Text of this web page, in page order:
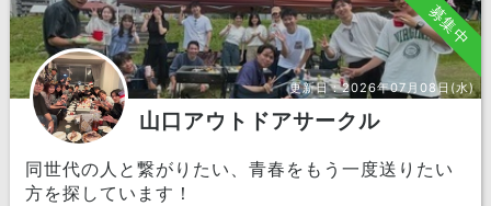
募集中
更新日：2026年07月08日(水)
山口アウトドアサークル
同世代の人と繋がりたい、青春をもう一度送りたい
方を探しています！